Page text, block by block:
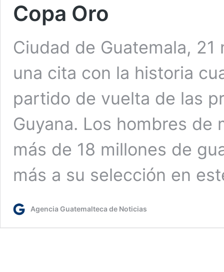
Copa Oro
Ciudad de Guatemala,
una cita con la historia
partido de vuelta de las
Guyana. Los hombres de
más de 18 millones de
más a su selección en
Agencia Guatemalteca de Noticias